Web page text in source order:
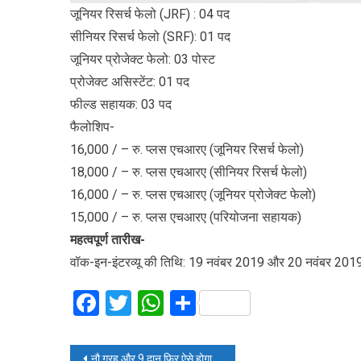
जूनियर रिसर्च फेलो (JRF) : 04 पद
सीनियर रिसर्च फेलो (SRF): 01 पद
जूनियर प्रोजेक्ट फेलो: 03 पोस्ट
प्रोजेक्ट असिस्टेंट: 01 पद
फील्ड सहायक: 03 पद
फैलोशिप-
16,000 / – रु. प्लस एचआरए (जूनियर रिसर्च फेलो)
18,000 / – रु. प्लस एचआरए (सीनियर रिसर्च फेलो)
16,000 / – रु. प्लस एचआरए (जूनियर प्रोजेक्ट फेलो)
15,000 / – रु. प्लस एचआरए (परियोजना सहायक)
महत्वपूर्ण तारीख-
वॉक-इन-इंटरव्यू की तिथि: 19 नवंबर 2019 और 20 नवंबर
Facebook
TwitterWhatsApp
Share